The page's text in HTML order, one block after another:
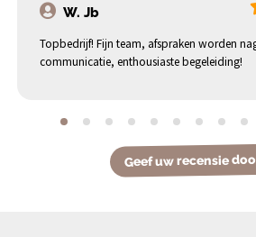
W. Jb
Topbedrijf! Fijn team, afspraken worden
communicatie, enthousiaste begeleiding!
Geef uw recensie